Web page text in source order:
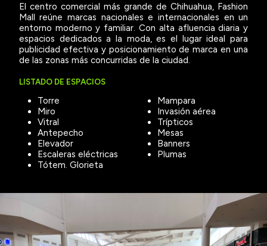
El centro comercial más grande de Chihuahua, Fashion
Mall reúne marcas nacionales e internacionales en un
entorno moderno y familiar. Con alta afluencia diaria y
espacios dedicados a la moda, es el lugar ideal para
publicidad efectiva y posicionamiento de marca en una
de las zonas más concurridas de la ciudad.
LISTADO DE ESPACIOS
Torre
Miro
Vitral
Antepecho
Elevador
Escaleras eléctricas
Tótem. Glorieta
Mampara
Invasión aérea
Trípticos
Mesas
Banners
Plumas